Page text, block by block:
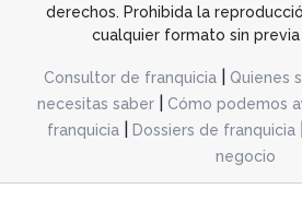
derechos. Prohibida la
cualquier formato sin
Consultor de franquicia Quienes
necesitas saber
Cómo podemos
franquicia| Dossiers de franquicia|
negocio